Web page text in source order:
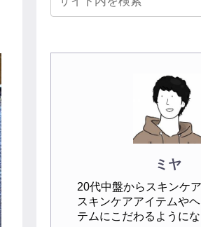
ミヤ
20代中盤からスキンケア
スキンケアアイテムや
テムにこだわるようにな